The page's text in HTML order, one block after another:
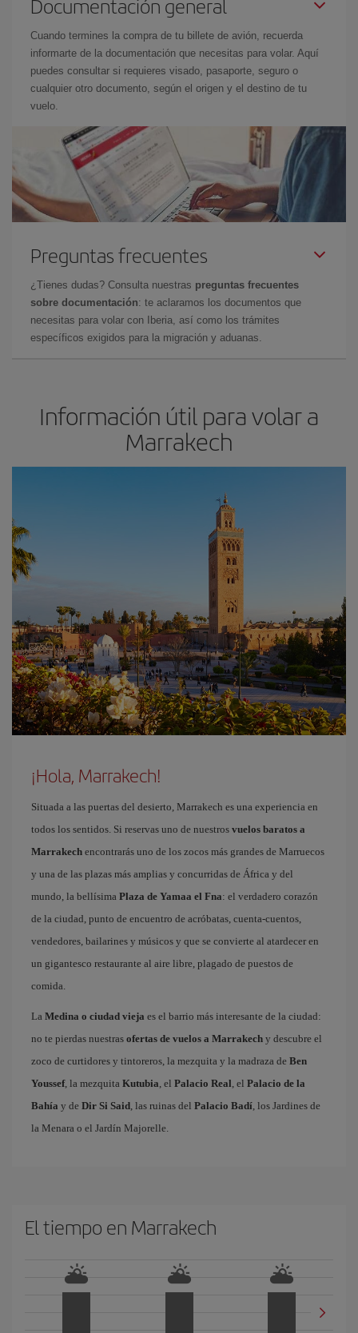
Documentación general
Cuando termines la compra de tu billete de avión, recuerda
informarte de la documentación que necesitas para volar. Aquí
puedes consultar si requieres visado, pasaporte, seguro o
cualquier otro documento, según el origen y el destino de tu
vuelo.
Preguntas frecuentes
¿Tienes dudas? Consulta nuestras preguntas frecuentes
sobre documentación: te aclaramos los documentos que
necesitas para volar con Iberia, así como los trámites
específicos exigidos para la migración y aduanas.
Información útil para volar a
Marrakech
¡Hola, Marrakech!
Situada a las puertas del desierto, Marrakech es una experiencia en
todos los sentidos. Si reservas uno de nuestros vuelos baratos a
Marrakech encontrarás uno de los zocos más grandes de Marruecos
y una de las plazas más amplias y concurridas de África y del
mundo, la bellísima Plaza de Yamaa el Fna: el verdadero corazón
de la ciudad, punto de encuentro de acróbatas, cuenta-cuentos,
vendedores, bailarines y músicos y que se convierte al atardecer en
un gigantesco restaurante al aire libre, plagado de puestos de
comida.
La Medina o ciudad vieja es el barrio más interesante de la ciudad:
no te pierdas nuestras ofertas de vuelos a Marrakech y descubre el
zoco de curtidores y tintoreros, la mezquita y la madraza de Ben
Youssef, la mezquita Kutubia, el Palacio Real, el Palacio de la
Bahía y de Dir Si Said, las ruinas del Palacio Badí, los Jardines de
la Menara o el Jardín Majorelle.
El tiempo en Marrakech